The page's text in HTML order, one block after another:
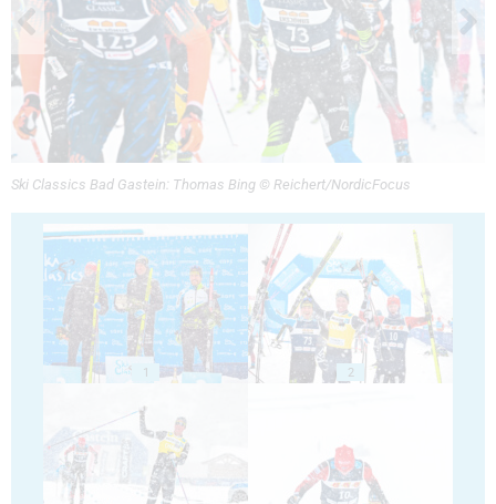
Ski Classics Bad Gastein: Thomas Bing © Reichert/NordicFocus
1 2